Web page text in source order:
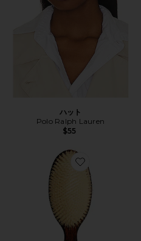
ハット
Polo Ralph Lauren
$55
Favorite THE